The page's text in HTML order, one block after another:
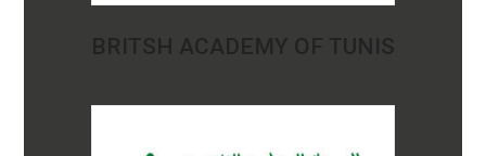
BRITSH ACADEMY OF TUNIS